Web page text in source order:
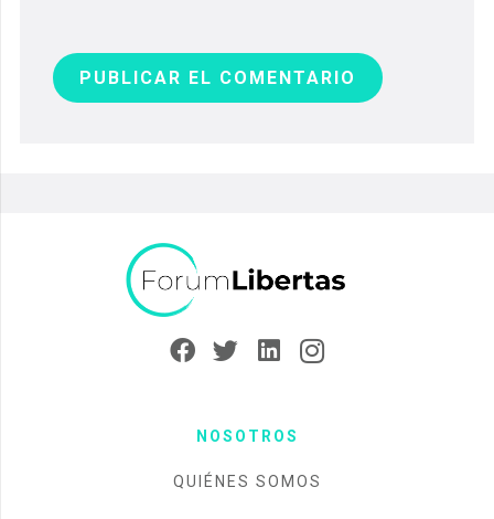
PUBLICAR EL COMENTARIO
NOSOTROS
QUIÉNES SOMOS